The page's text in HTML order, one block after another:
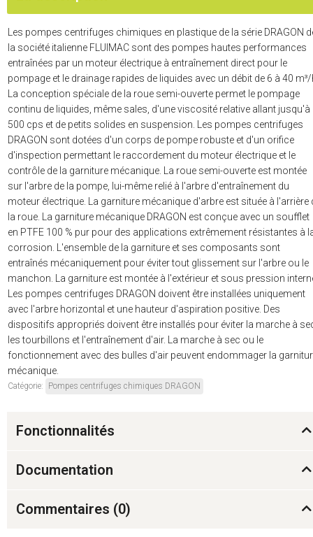
Les pompes centrifuges chimiques en plastique de la série DRAGON
la société italienne FLUIMAC sont des pompes hautes performances
entraînées par un moteur électrique à entraînement direct pour le
pompage et le drainage rapides de liquides avec un débit de 6 à 40
La conception spéciale de la roue semi-ouverte permet le pompage
continu de liquides, même sales, d'une viscosité relative allant jusqu'à
500 cps et de petits solides en suspension. Les pompes centrifuges
DRAGON sont dotées d'un corps de pompe robuste et d'un orifice
d'inspection permettant le raccordement du moteur électrique et le
contrôle de la garniture mécanique. La roue semi-ouverte est montée
sur l'arbre de la pompe, lui-même relié à l'arbre d'entraînement du
moteur électrique. La garniture mécanique d'arbre est située à l'arrière
la roue. La garniture mécanique DRAGON est conçue avec un soufflet
en PTFE 100 % pur pour des applications extrêmement résistantes à
corrosion. L'ensemble de la garniture et ses composants sont
entraînés mécaniquement pour éviter tout glissement sur l'arbre ou le
manchon. La garniture est montée à l'extérieur et sous pression
Les pompes centrifuges DRAGON doivent être installées uniquement
avec l'arbre horizontal et une hauteur d'aspiration positive. Des
dispositifs appropriés doivent être installés pour éviter la marche à
les tourbillons et l'entraînement d'air. La marche à sec ou le
fonctionnement avec des bulles d'air peuvent endommager la
mécanique.
Catégorie: Pompes centrifuges chimiques DRAGON
Fonctionnalités
Documentation
Commentaires (0)